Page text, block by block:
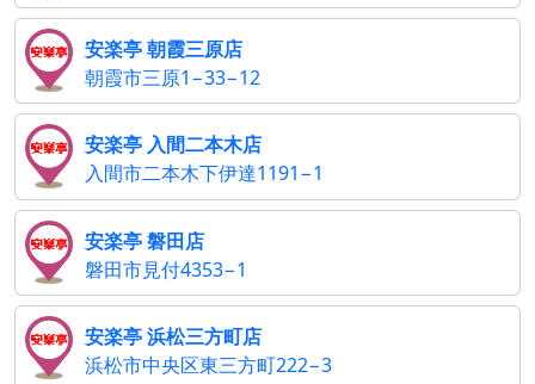
安楽亭 朝霞三原店
朝霞市三原1−33−12
安楽亭 入間二本木店
入間市二本木下伊達1191−1
安楽亭 磐田店
磐田市見付4353−1
安楽亭 浜松三方町店
浜松市中央区東三方町222−3